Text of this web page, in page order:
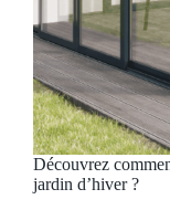
Découvrez
jardin d’hiver ?